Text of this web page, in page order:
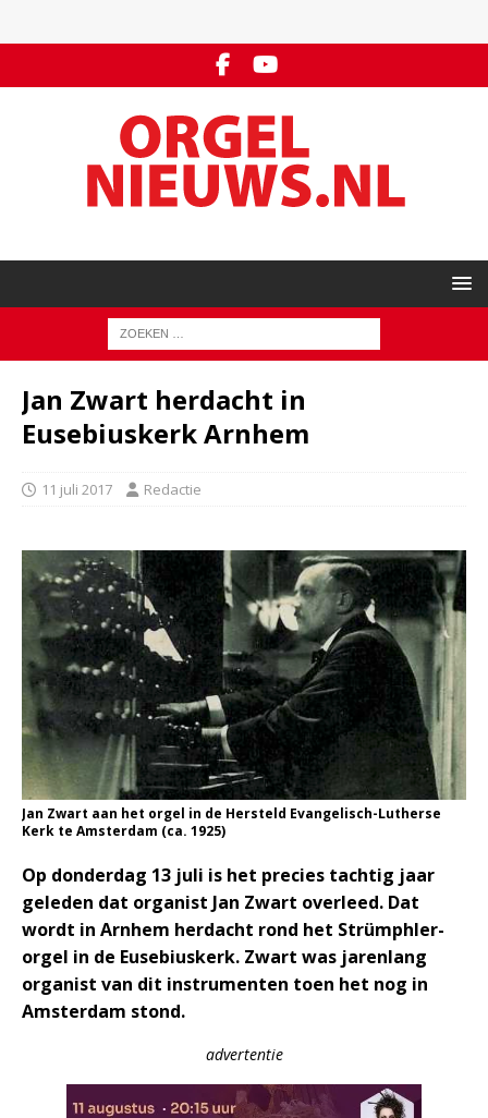
Jan Zwart herdacht in
Eusebiuskerk Arnhem
11 juli 2017 Redactie
Jan Zwart aan het orgel in de Hersteld Evangelisch-Lutherse
Kerk te Amsterdam (ca. 1925)
Op donderdag 13 juli is het precies tachtig jaar
geleden dat organist Jan Zwart overleed. Dat
wordt in Arnhem herdacht rond het Strümphler-
orgel in de Eusebiuskerk. Zwart was jarenlang
organist van dit instrumenten toen het nog in
Amsterdam stond.
advertentie